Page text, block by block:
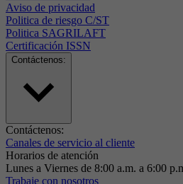
Aviso de privacidad
Politica de riesgo C/ST
Politica SAGRILAFT
Certificación ISSN
Contáctenos:
Contáctenos:
Canales de servicio al cliente
Horarios de atención
Lunes a Viernes de 8:00 a.m. a 6:00
Trabaje con nosotros